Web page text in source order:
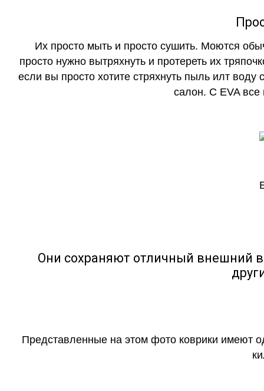
Их просто мыть и просто сушить. Моются
просто нужно вытряхнуть и протереть их
если вы просто хотите стряхнуть пыль илт воду
салон. С EVA все
Они сохраняют отличный внешний
Представленные на этом фото коврики имеют